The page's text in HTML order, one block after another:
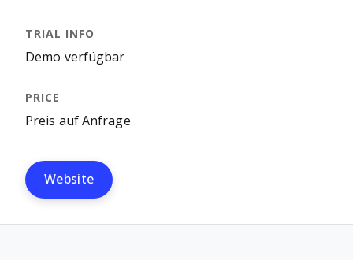
Demo verfügbar
Preis auf Anfrage
Website